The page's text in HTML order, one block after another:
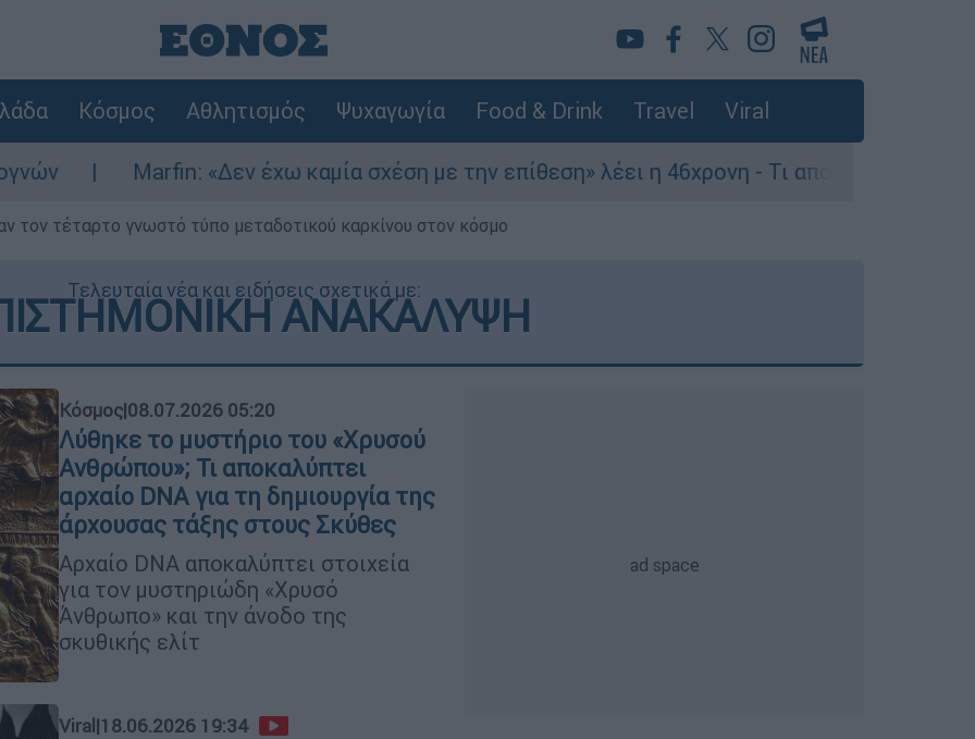
Κόσμος Αθλητισμός Ψυχαγωγία Food & Drink Travel Viral
«Δεν έχω καμία σχέση με την επίθεση» λέει η 46χρονη - Τι αποκάλυψε στους αστυνομικούς
τον τέταρτο γνωστό τύπο μεταδοτικού καρκίνου στον κόσμο
Τελευταία νέα και ειδήσεις σχετικά με:
ΑΝΑΚΑΛΥΨΗ
Κόσμος|08.07.2026 05:20
Λύθηκε το μυστήριο του «Χρυσού
Ανθρώπου»; Τι αποκαλύπτει
αρχαίο DNA για τη δημιουργία της
άρχουσας τάξης στους Σκύθες
Αρχαίο DNA αποκαλύπτει στοιχεία
για τον μυστηριώδη «Χρυσό
Άνθρωπο» και την άνοδο της
σκυθικής ελίτ
Viral|18.06.2026 19:34